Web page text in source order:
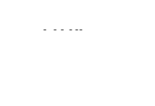
- - - - --